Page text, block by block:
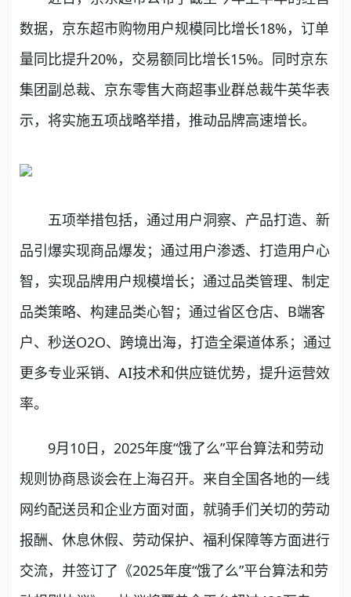
数据，京东超市购物用户规模同比增长18%，订单
量同比提升20%，交易额同比增长15%。同时京东
集团副总裁、京东零售大商超事业群总裁牛英华表
示，将实施五项战略举措，推动品牌高速增长。
五项举措包括，通过用户洞察、产品打造、新
品引爆实现商品爆发；通过用户渗透、打造用户心
智，实现品牌用户规模增长；通过品类管理、制定
品类策略、构建品类心智；通过省区仓店、B端客
户、秒送O2O、跨境出海，打造全渠道体系；通过
更多专业采销、AI技术和供应链优势，提升运营效
率。
9月10日，2025年度“饿了么”平台算法和劳动
规则协商恳谈会在上海召开。来自全国各地的一线
网约配送员和企业方面对面，就骑手们关切的劳动
报酬、休息休假、劳动保护、福利保障等方面进行
交流，并签订了《2025年度“饿了么”平台算法和劳